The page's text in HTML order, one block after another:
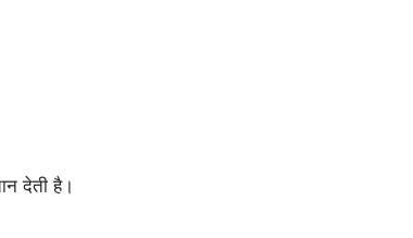
देती है।